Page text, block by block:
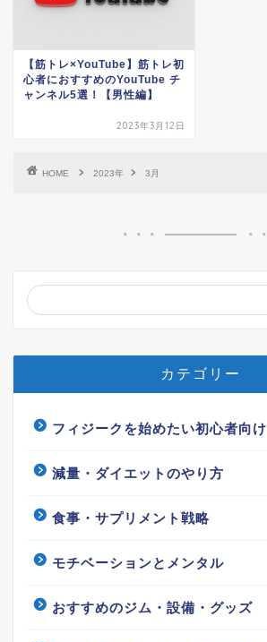
【筋トレ×YouTube】筋トレ初
心者におすすめのYouTube チ
ャンネル5選！【男性編】
2023年3月12日
HOME 2023年 3月
カテゴリー
フィジークを始めたい初心者向け
減量・ダイエットのやり方
食事・サプリメント戦略
モチベーションとメンタル
おすすめのジム・設備・グッズ